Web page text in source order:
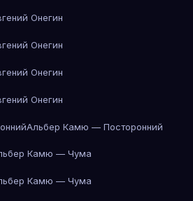
Онегин
Онегин
Онегин
Онегин
Альбер Камю — Посторонний
Камю — Чума
Камю — Чума